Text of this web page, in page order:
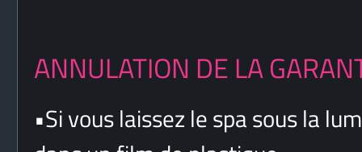
ANNULATION DE LA
•Si vous laissez le spa sous la